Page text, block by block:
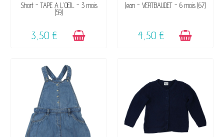
DISPONIBLE
Short - TAPE A L'OEIL - 3 mois
(59)
3,50 €
DISPONIBLE
Jean - VERTBAUDET - 6 mois (67)
4,50 €